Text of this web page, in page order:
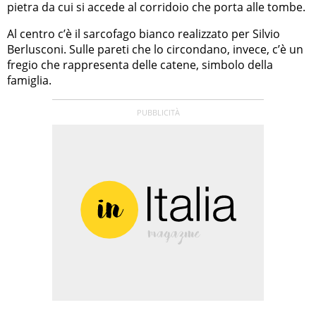
pietra da cui si accede al corridoio che porta alle tombe.
Al centro c’è il sarcofago bianco realizzato per Silvio
Berlusconi. Sulle pareti che lo circondano, invece, c’è un
fregio che rappresenta delle catene, simbolo della
famiglia.